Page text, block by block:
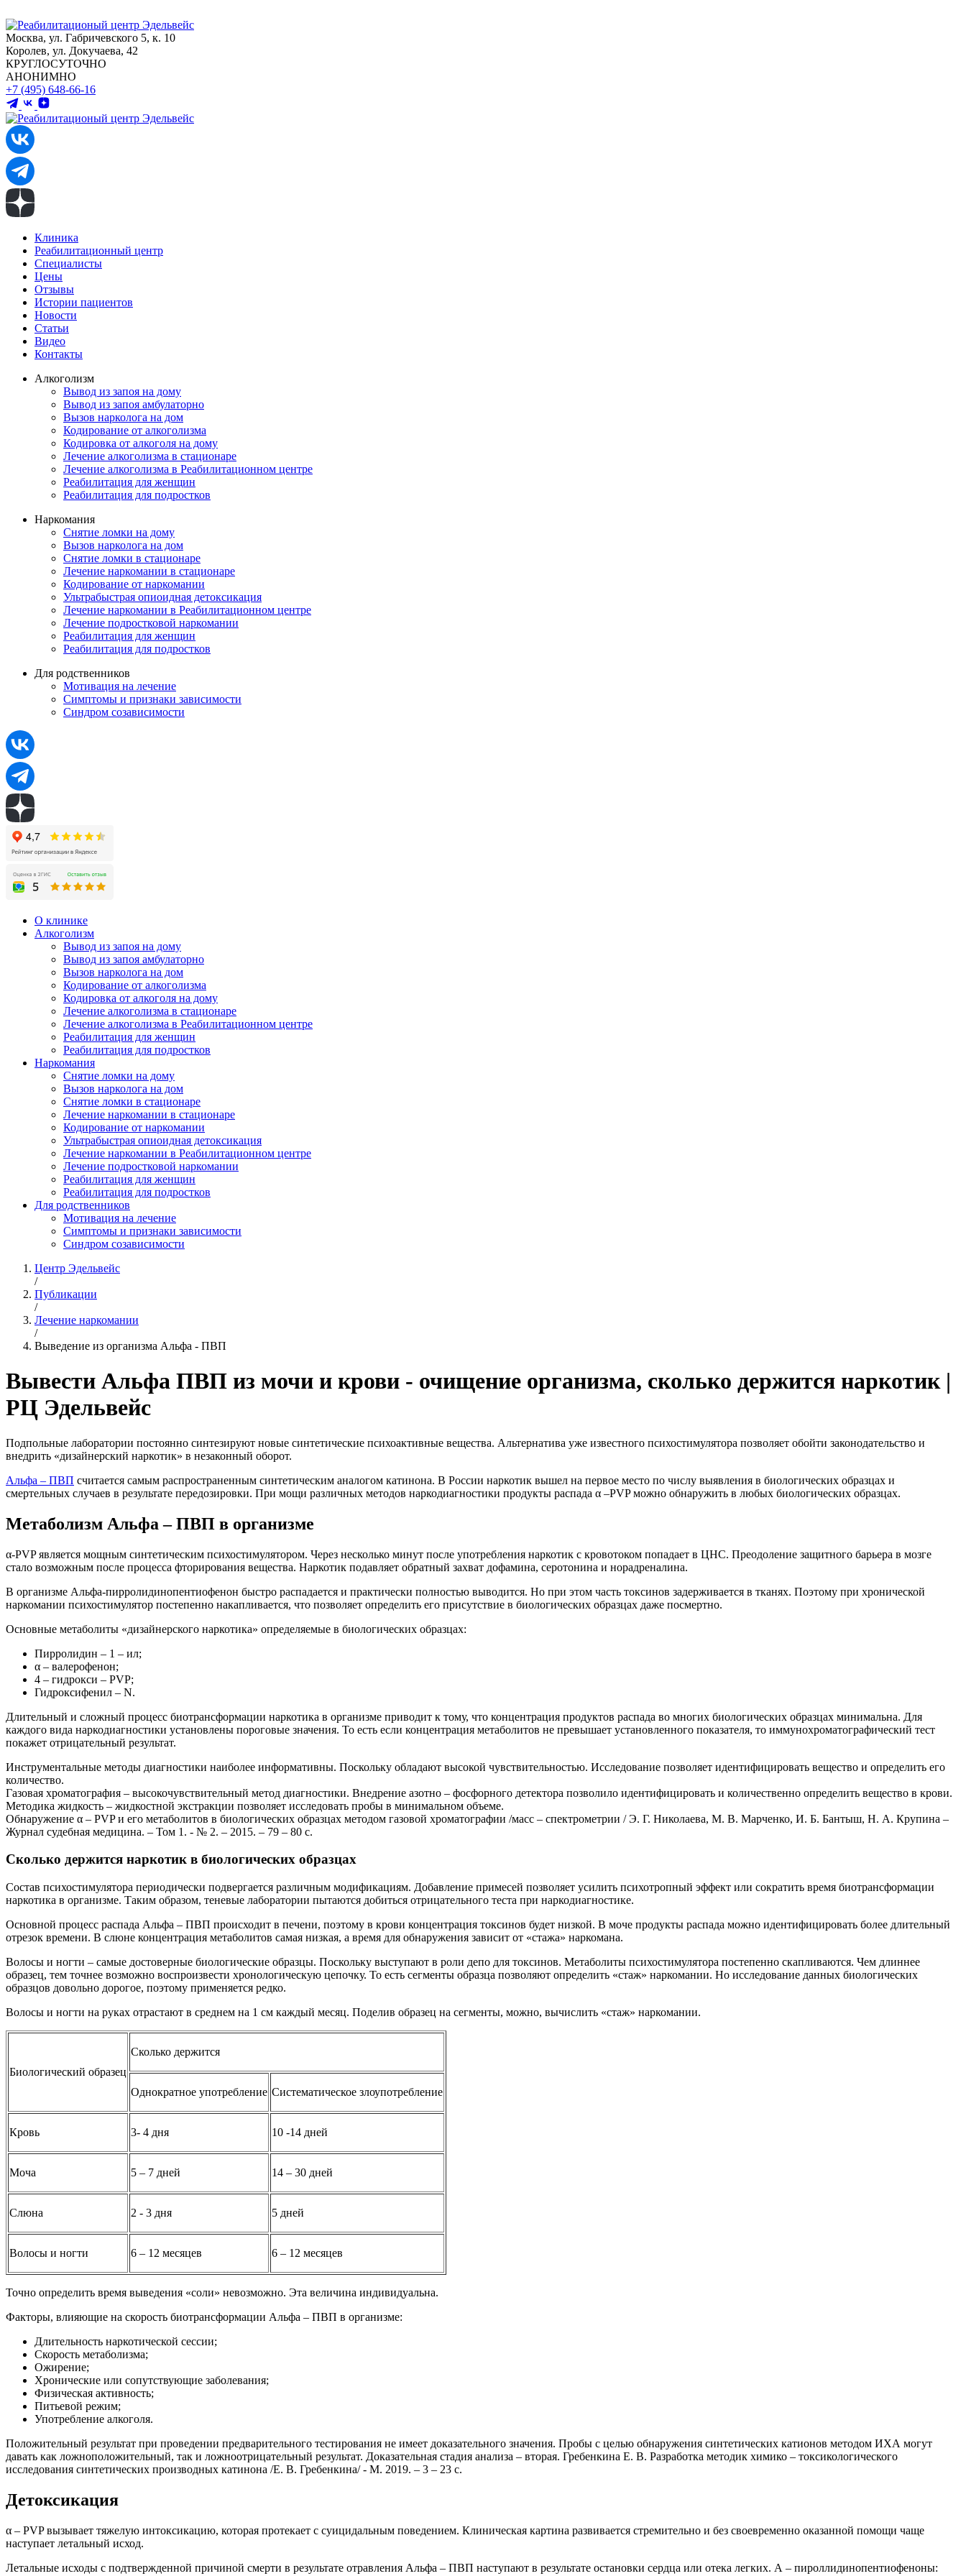
Москва, ул. Габричевского 5, к. 10
Королев, ул. Докучаева, 42
КРУГЛОСУТОЧНО
АНОНИМНО
+7 (495) 648-66-16
Клиника
Реабилитационный центр
Специалисты
Цены
Отзывы
Истории пациентов
Новости
Статьи
Видео
Контакты
Алкоголизм
Вывод из запоя на дому
Вывод из запоя амбулаторно
Вызов нарколога на дом
Кодирование от алкоголизма
Кодировка от алкоголя на дому
Лечение алкоголизма в стационаре
Лечение алкоголизма в Реабилитационном центре
Реабилитация для женщин
Реабилитация для подростков
Наркомания
Снятие ломки на дому
Вызов нарколога на дом
Снятие ломки в стационаре
Лечение наркомании в стационаре
Кодирование от наркомании
Ультрабыстрая опиоидная детоксикация
Лечение наркомании в Реабилитационном центре
Лечение подростковой наркомании
Реабилитация для женщин
Реабилитация для подростков
Для родственников
Мотивация на лечение
Симптомы и признаки зависимости
Синдром созависимости
О клинике
Алкоголизм
Вывод из запоя на дому
Вывод из запоя амбулаторно
Вызов нарколога на дом
Кодирование от алкоголизма
Кодировка от алкоголя на дому
Лечение алкоголизма в стационаре
Лечение алкоголизма в Реабилитационном центре
Реабилитация для женщин
Реабилитация для подростков
Наркомания
Снятие ломки на дому
Вызов нарколога на дом
Снятие ломки в стационаре
Лечение наркомании в стационаре
Кодирование от наркомании
Ультрабыстрая опиоидная детоксикация
Лечение наркомании в Реабилитационном центре
Лечение подростковой наркомании
Реабилитация для женщин
Реабилитация для подростков
Для родственников
Мотивация на лечение
Симптомы и признаки зависимости
Синдром созависимости
Центр Эдельвейс
/
Публикации
/
Лечение наркомании
/
Выведение из организма Альфа - ПВП
Вывести Альфа ПВП из мочи и крови - очищение организма, сколько держится наркотик |
РЦ Эдельвейс
Подпольные лаборатории постоянно синтезируют новые синтетические психоактивные вещества. Альтернатива уже известного психостимулятора позволяет обойти законодательство и
внедрить «дизайнерский наркотик» в незаконный оборот.
Альфа – ПВП считается самым распространенным синтетическим аналогом катинона. В России наркотик вышел на первое место по числу выявления в биологических образцах и
смертельных случаев в результате передозировки. При мощи различных методов наркодиагностики продукты распада α –PVP можно обнаружить в любых биологических образцах.
Метаболизм Альфа – ПВП в организме
α-PVP является мощным синтетическим психостимулятором. Через несколько минут после употребления наркотик с кровотоком попадает в ЦНС. Преодоление защитного барьера в мозге
стало возможным после процесса фторирования вещества. Наркотик подавляет обратный захват дофамина, серотонина и норадреналина.
В организме Альфа-пирролидинопентиофенон быстро распадается и практически полностью выводится. Но при этом часть токсинов задерживается в тканях. Поэтому при хронической
наркомании психостимулятор постепенно накапливается, что позволяет определить его присутствие в биологических образцах даже посмертно.
Основные метаболиты «дизайнерского наркотика» определяемые в биологических образцах:
Пирролидин – 1 – ил;
α – валерофенон;
4 – гидрокси – PVP;
Гидроксифенил – N.
Длительный и сложный процесс биотрансформации наркотика в организме приводит к тому, что концентрация продуктов распада во многих биологических образцах минимальна. Для
каждого вида наркодиагностики установлены пороговые значения. То есть если концентрация метаболитов не превышает установленного показателя, то иммунохроматографический тест
покажет отрицательный результат.
Инструментальные методы диагностики наиболее информативны. Поскольку обладают высокой чувствительностью. Исследование позволяет идентифицировать вещество и определить его
количество.
Газовая хроматография – высокочувствительный метод диагностики. Внедрение азотно – фосфорного детектора позволило идентифицировать и количественно определить вещество в крови.
Методика жидкость – жидкостной экстракции позволяет исследовать пробы в минимальном объеме.
Обнаружение α – PVP и его метаболитов в биологических образцах методом газовой хроматографии /масс – спектрометрии / Э. Г. Николаева, М. В. Марченко, И. Б. Бантыш, Н. А. Крупина –
Журнал судебная медицина. – Том 1. - № 2. – 2015. – 79 – 80 с.
Сколько держится наркотик в биологических образцах
Состав психостимулятора периодически подвергается различным модификациям. Добавление примесей позволяет усилить психотропный эффект или сократить время биотрансформации
наркотика в организме. Таким образом, теневые лаборатории пытаются добиться отрицательного теста при наркодиагностике.
Основной процесс распада Альфа – ПВП происходит в печени, поэтому в крови концентрация токсинов будет низкой. В моче продукты распада можно идентифицировать более длительный
отрезок времени. В слюне концентрация метаболитов самая низкая, а время для обнаружения зависит от «стажа» наркомана.
Волосы и ногти – самые достоверные биологические образцы. Поскольку выступают в роли депо для токсинов. Метаболиты психостимулятора постепенно скапливаются. Чем длиннее
образец, тем точнее возможно воспроизвести хронологическую цепочку. То есть сегменты образца позволяют определить «стаж» наркомании. Но исследование данных биологических
образцов довольно дорогое, поэтому применяется редко.
Волосы и ногти на руках отрастают в среднем на 1 см каждый месяц. Поделив образец на сегменты, можно, вычислить «стаж» наркомании.
Биологический образец
Сколько держится
Однократное употребление Систематическое злоупотребление
Кровь 3- 4 дня 10 -14 дней
Моча 5 – 7 дней 14 – 30 дней
Слюна 2 - 3 дня 5 дней
Волосы и ногти 6 – 12 месяцев 6 – 12 месяцев
Точно определить время выведения «соли» невозможно. Эта величина индивидуальна.
Факторы, влияющие на скорость биотрансформации Альфа – ПВП в организме:
Длительность наркотической сессии;
Скорость метаболизма;
Ожирение;
Хронические или сопутствующие заболевания;
Физическая активность;
Питьевой режим;
Употребление алкоголя.
Положительный результат при проведении предварительного тестирования не имеет доказательного значения. Пробы с целью обнаружения синтетических катионов методом ИХА могут
давать как ложноположительный, так и ложноотрицательный результат. Доказательная стадия анализа – вторая. Гребенкина Е. В. Разработка методик химико – токсикологического
исследования синтетических производных катинона /Е. В. Гребенкина/ - М. 2019. – 3 – 23 с.
Детоксикация
α – PVP вызывает тяжелую интоксикацию, которая протекает с суицидальным поведением. Клиническая картина развивается стремительно и без своевременно оказанной помощи чаще
наступает летальный исход.
Летальные исходы с подтвержденной причиной смерти в результате отравления Альфа – ПВП наступают в результате остановки сердца или отека легких. А – пироллидинопентиофеноны: